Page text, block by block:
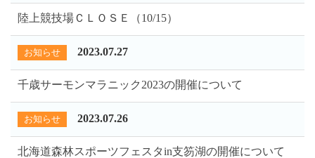
陸上競技場ＣＬＯＳＥ（10/15）
お知らせ 2023.07.27
千歳サーモンマラニック2023の開催について
お知らせ 2023.07.26
北海道森林スポーツフェスタin支笏湖の開催について